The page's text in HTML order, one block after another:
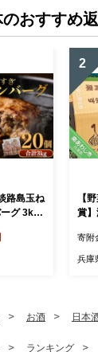
おすすめ
路島玉ね
グ 3kg
2
【
賞
ぎ】
寄附
兵庫
お酒 日本
ランキング